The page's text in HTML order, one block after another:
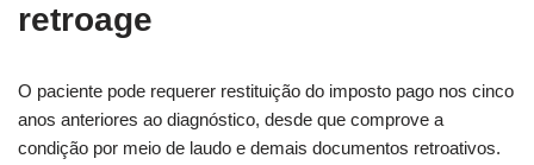
retroage
O paciente pode requerer restituição do imposto pago nos cinco
anos anteriores ao diagnóstico, desde que comprove a
condição por meio de laudo e demais documentos retroativos.